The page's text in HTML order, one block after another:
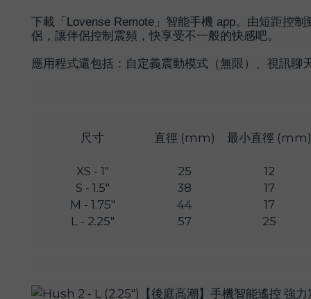
下載「Lovense Remote」智能手機 app。由短距控
侶，讓伴侶控制震頻，快享受不一般的快感吧。
應用程式還包括：自定義震動模式（無限）、視訊聊
尺寸 直徑 (mm) 最小直徑 (mm)
XS - 1" 25
12
S - 1.5"
38
17
M - 1.75"
44
17
L - 2.25"
57 25